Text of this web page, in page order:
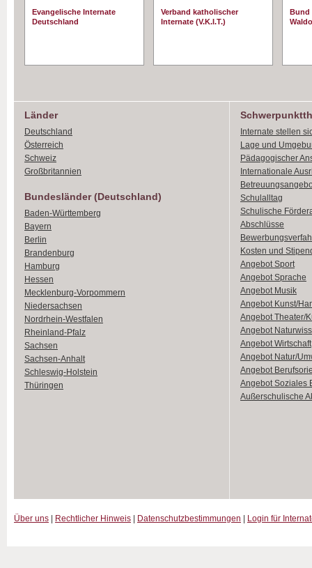
Evangelische Internate
Deutschland
Verband katholischer
Internate (V.K.I.T.)
Bund
Länder
Deutschland
Österreich
Schweiz
Großbritannien
Bundesländer (Deutschland)
Baden-Württemberg
Bayern
Berlin
Brandenburg
Hamburg
Hessen
Mecklenburg-Vorpommern
Niedersachsen
Nordrhein-Westfalen
Rheinland-Pfalz
Sachsen
Sachsen-Anhalt
Schleswig-Holstein
Thüringen
Internate stellen
Lage und
Pädagogischer
Internationale
Schulalltag
Schulische
Abschlüsse
Kosten und
Angebot Sport
Angebot Sprache
Angebot Musik
Angebot Kunst/
Angebot Theater/
Angebot
Angebot Wirtschaft
Angebot Natur/
Angebot
Angebot Soziales
Außerschulische
Über uns Rechtlicher Hinweis Datenschutzbestimmungen Login für